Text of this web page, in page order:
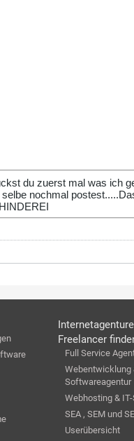
du zuerst mal was ich
nochmal
Freelancer
Full Service
Webentwicklung
Softwareagentur
Webhosting &
SEA , SEM und
Userübersicht